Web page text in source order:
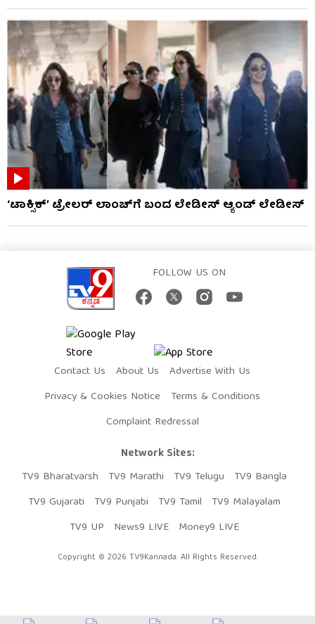
‘ಟಾಕ್ಸಿಕ್’ ಟ್ರೇಲರ್ ಲಾಂಚ್​ಗೆ ಬಂದ ಲೇಡೀಸ್ ಆ್ಯಂಡ್ ಲೇಡೀಸ್
FOLLOW US ON
Contact Us About Us
Advertise With Us
Privacy & Cookies Notice
Terms & Conditions
Complaint Redressal
Network Sites:
TV9 Bharatvarsh
TV9 Marathi TV9 Telugu
TV9 Bangla
TV9 Gujarati
TV9 Punjabi TV9 Tamil
TV9 Malayalam
TV9 UP
News9 LIVE Money9 LIVE
Copyright © 2026 TV9Kannada. All Rights Reserved.